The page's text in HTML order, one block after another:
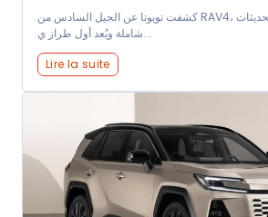
كشفت تويوتا عن الجيل السادس من RAV4، الذي حصل على تحديثات
شاملة ويُعد أول طراز ي...
Lire la suite